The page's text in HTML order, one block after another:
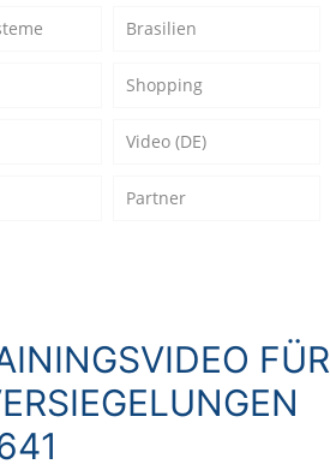
Brasilien
Shopping
Video (DE)
Partner
FÜR